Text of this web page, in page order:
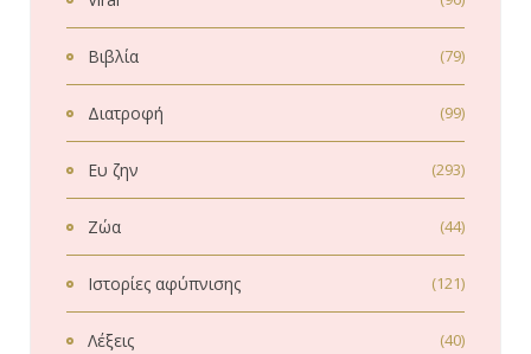
Βιβλία (79)
Διατροφή (99)
Ευ ζην (293)
Ζώα (44)
Ιστορίες αφύπνισης (121)
Λέξεις (40)